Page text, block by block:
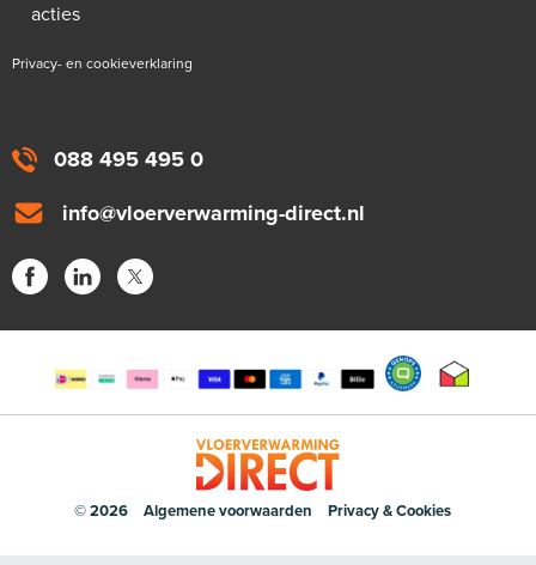
088 495 495 0
info@vloerverwarming-direct.nl
acties
Privacy- en cookieverklaring
© 2026 Algemene voorwaarden Privacy & Cookies